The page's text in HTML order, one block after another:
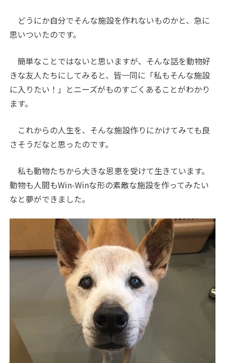
どうにか自分でそんな施設を作れないものかと、急に
思いついたのです。
簡単なことではないと思いますが、そんな話を動物好
きな友人たちにしてみると、皆一同に「私もそんな施設
に入りたい！」とニーズがものすごくあることがわかり
ます。
これからの人生を、そんな施設作りにかけてみても良
さそうだなと思ったのです。
私も動物たちから大きな恩恵を受けて生きています。
動物も人間もWin-Winな形の素敵な施設を作ってみたい
なと夢ができました。